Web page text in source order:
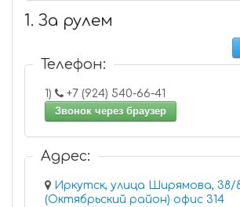
1. За рулем
Телефон:
1)
+7 (924) 540-66-41
Звонок через браузер
Адрес:
Иркутск, улица Ширямова, 38/
(Октябрьский район) офис 314